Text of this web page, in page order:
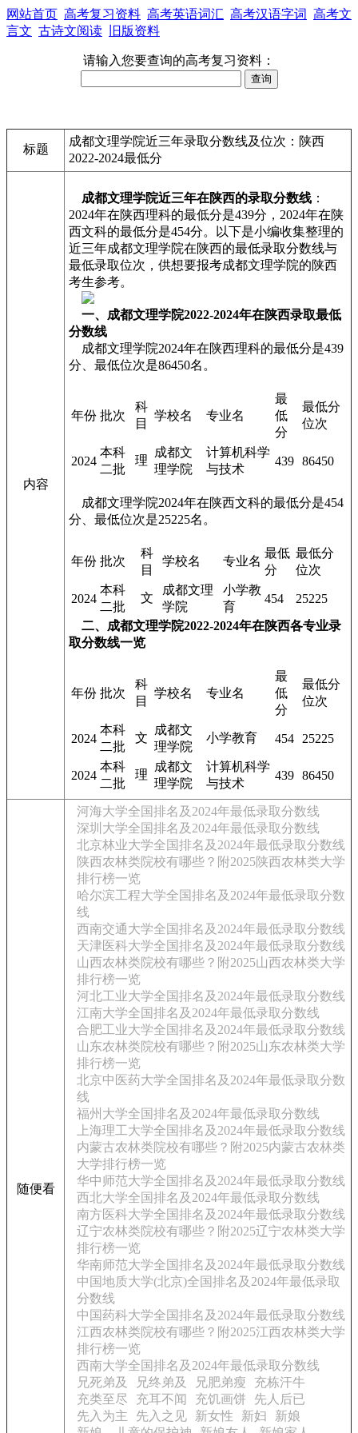
网站首页 高考复习资料 高考英语词汇 高考汉语字词 高考文
言文 古诗文阅读 旧版资料
请输入您要查询的高考复习资料：
标题
成都文理学院近三年录取分数线及位次：陕西
2022-2024最低分
内容
成都文理学院近三年在陕西的录取分数线 ：
2024年在陕西理科的最低分是439分，2024年在陕
西文科的最低分是454分。以下是小编收集整理的
近三年成都文理学院在陕西的最低录取分数线与
最低录取位次，供想要报考成都文理学院的陕西
考生参考。
一、成都文理学院2022-2024年在陕西录取最低
分数线
成都文理学院2024年在陕西理科的最低分是439
分、最低位次是86450名。
年份 批次
科
目
学校名 专业名
最
低
分
最低分
位次
2024
本科
二批
理
成都文
理学院
计算机科学
与技术
439 86450
成都文理学院2024年在陕西文科的最低分是454
分、最低位次是25225名。
年份 批次
科
目
学校名 专业名
最低
分
最低分
位次
2024
本科
二批
文
成都文理
学院
小学教
育
454
25225
二、成都文理学院2022-2024年在陕西各专业录
取分数线一览
年份 批次
科
目
学校名 专业名
最
低
分
最低分
位次
2024
本科
二批
文
成都文
理学院
小学教育 454 25225
2024
本科
二批
理
成都文
理学院
计算机科学
与技术
439 86450
随便看
河海大学全国排名及2024年最低录取分数线
深圳大学全国排名及2024年最低录取分数线
北京林业大学全国排名及2024年最低录取分数线
陕西农林类院校有哪些？附2025陕西农林类大学
排行榜一览
哈尔滨工程大学全国排名及2024年最低录取分数
线
西南交通大学全国排名及2024年最低录取分数线
天津医科大学全国排名及2024年最低录取分数线
山西农林类院校有哪些？附2025山西农林类大学
排行榜一览
河北工业大学全国排名及2024年最低录取分数线
江南大学全国排名及2024年最低录取分数线
合肥工业大学全国排名及2024年最低录取分数线
山东农林类院校有哪些？附2025山东农林类大学
排行榜一览
北京中医药大学全国排名及2024年最低录取分数
线
福州大学全国排名及2024年最低录取分数线
上海理工大学全国排名及2024年最低录取分数线
内蒙古农林类院校有哪些？附2025内蒙古农林类
大学排行榜一览
华中师范大学全国排名及2024年最低录取分数线
西北大学全国排名及2024年最低录取分数线
南方医科大学全国排名及2024年最低录取分数线
辽宁农林类院校有哪些？附2025辽宁农林类大学
排行榜一览
华南师范大学全国排名及2024年最低录取分数线
中国地质大学(北京)全国排名及2024年最低录取
分数线
中国药科大学全国排名及2024年最低录取分数线
江西农林类院校有哪些？附2025江西农林类大学
排行榜一览
西南大学全国排名及2024年最低录取分数线
兄死弟及
兄终弟及 兄肥弟瘦
充栋汗牛
充类至尽
充耳不闻 充饥画饼
先人后已
先入为主
先入之见 新女性 新妇
新娘